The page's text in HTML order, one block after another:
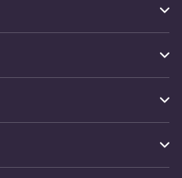
risikoen for at
og klosser til
De fordeler
at tunge møbler